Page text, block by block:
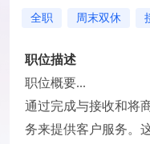
全职 周末双休
职位描述
职位概要...
通过完成与接收和将
务来提供客户服务。